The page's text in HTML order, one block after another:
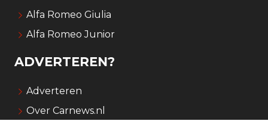
Alfa Romeo Giulia
Alfa Romeo Junior
ADVERTEREN?
Adverteren
Over Carnews.nl